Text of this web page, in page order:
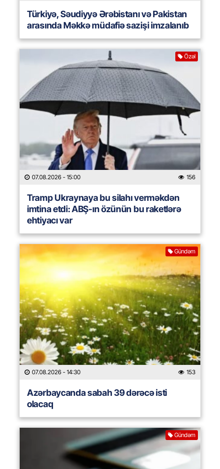
Türkiyə, Səudiyyə Ərəbistanı və Pakistan
arasında Məkkə müdafiə sazişi imzalanıb
Özəl
07.08.2026 - 15:00 156
Tramp Ukraynaya bu silahı verməkdən
imtina etdi: ABŞ-ın özünün bu raketlərə
ehtiyacı var
Gündəm
07.08.2026 - 14:30 153
Azərbaycanda sabah 39 dərəcə isti
olacaq
Gündəm